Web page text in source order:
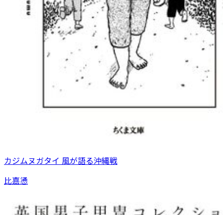
カジムヌガタイ 風が語る沖縄戦
比嘉慂